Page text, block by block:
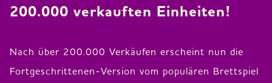
200.000 verkauften Einheiten!
Nach über 200.000 Verkäufen erscheint nun die
Fortgeschrittenen-Version vom populären Brettspiel